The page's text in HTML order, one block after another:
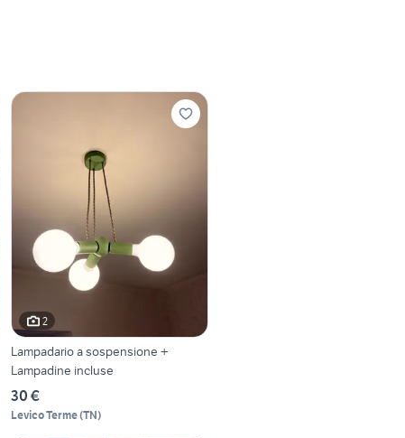
2
Lampadario a sospensione +
Lampadine incluse
30 €
Levico Terme(TN)